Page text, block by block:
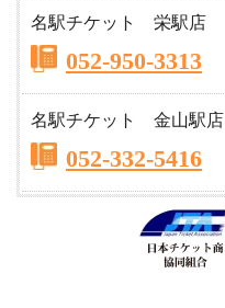
名駅チケット 栄駅店
052-950-3313
名駅チケット 金山駅店
052-332-5416